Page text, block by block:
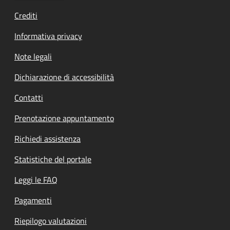
Crediti
Informativa privacy
Note legali
Dichiarazione di accessibilità
Contatti
Prenotazione appuntamento
Richiedi assistenza
Statistiche del portale
Leggi le FAQ
Pagamenti
Riepilogo valutazioni